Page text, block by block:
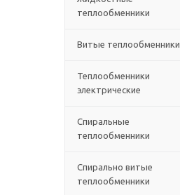
теплообменники
Витые теплообменники
Теплообменники
электрические
Спиральные
теплообменники
Спирально витые
теплообменники